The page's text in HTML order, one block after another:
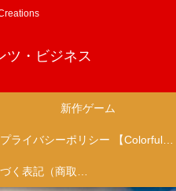
ツ・ビジネス
新作ゲーム
プライバシーポリシー 【Colorful Creation】
特定商取引法に基づく表記（商取引に関する開示）